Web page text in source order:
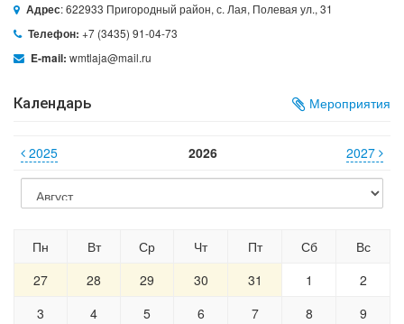
Адрес: 622933 Пригородный район, с. Лая, Полевая ул., 31
Телефон: +7 (3435) 91-04-73
E-mail: wmtlaja@mail.ru
Календарь Мероприятия
2025 2026 2027
Пн Вт Ср Чт Пт Сб
Вс
27
28 29 30 31 1
2
3
4 5 6 7 8
9